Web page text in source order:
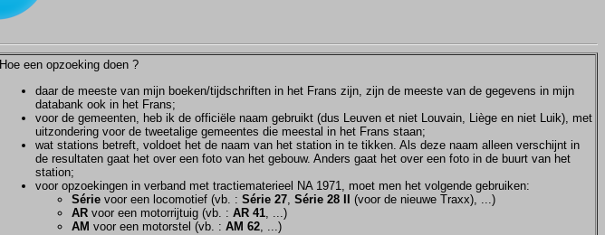
Hoe een opzoeking doen ?
daar de meeste van mijn boeken/tijdschriften in het Frans zijn, zijn de meeste van de gegevens in mijn
databank ook in het Frans;
voor de gemeenten, heb ik de officiële naam gebruikt (dus Leuven et niet Louvain, Liège en niet Luik), met
uitzondering voor de tweetalige gemeentes die meestal in het Frans staan;
wat stations betreft, voldoet het de naam van het station in te tikken. Als deze naam alleen verschijnt in
de resultaten gaat het over een foto van het gebouw. Anders gaat het over een foto in de buurt van het
station;
voor opzoekingen in verband met tractiematerieel NA 1971, moet men het volgende gebruiken:
Série voor een locomotief (vb. : Série 27 Série 28 II
(voor de nieuwe Traxx), ...)
AR voor een motorrijtuig (vb. : AR 41 , ...)
AM voor een motorstel (vb. : AM 62 , ...)